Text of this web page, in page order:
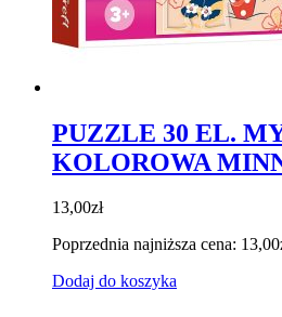
PUZZLE 30 EL.
KOLOROWA
13,00zł
Poprzednia najniższa cena: 13,00
Dodaj do koszyka